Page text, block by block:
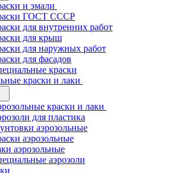
и эмали
ГОСТ СССР
для внутренних работ
для крыш
для наружных работ
для фасадов
краски
краски и лаки
краски и лаки
для пластика
аэрозольные
аэрозольные
аэрозольные
аэрозоли